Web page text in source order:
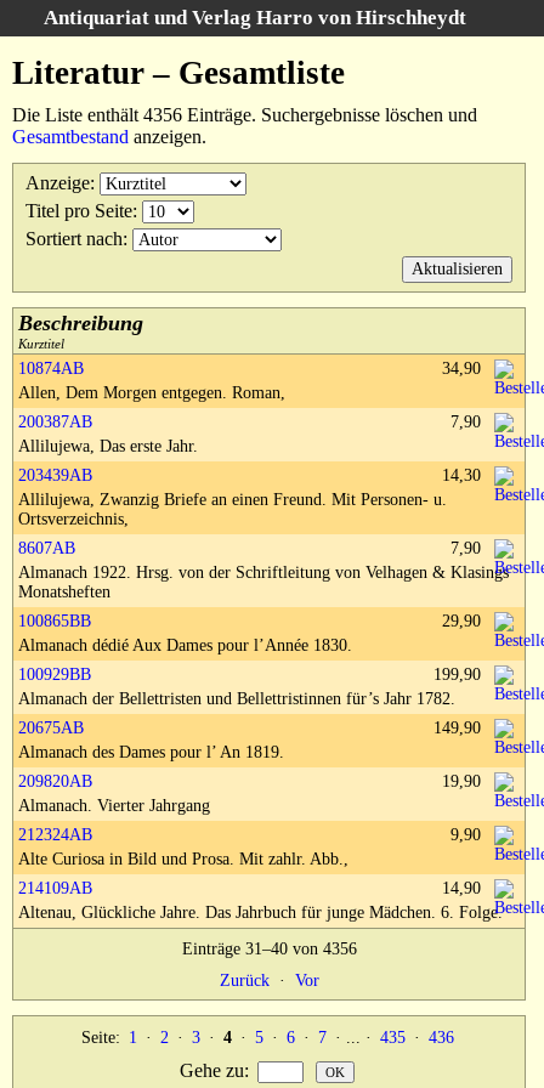
Antiquariat und Verlag Harro von Hirschheydt
Unsere Bücher
Suche
Gebiete
Suchergebnisse
Warenkorb
Kataloge
Über uns
AGB
Widerruf
Datenschutz
Versand&Zahlung
Impressum
Literatur – Gesamtliste
Die Liste enthält 4356 Einträge. Suchergebnisse löschen und
Gesamtbestand anzeigen.
Anzeige:
Titel pro Seite:
Sortiert nach:
Beschreibung
Kurztitel
10874AB
Allen, Dem Morgen entgegen. Roman,
34,90
200387AB
Allilujewa, Das erste Jahr.
7,90
203439AB
Allilujewa, Zwanzig Briefe an einen Freund. Mit Personen- u.
Ortsverzeichnis,
14,30
8607AB
Almanach 1922. Hrsg. von der Schriftleitung von Velhagen & Klasings
Monatsheften
7,90
100865BB
Almanach dédié Aux Dames pour l’Année 1830.
29,90
100929BB
Almanach der Bellettristen und Bellettristinnen für’s Jahr 1782.
199,90
20675AB
Almanach des Dames pour l’ An 1819.
149,90
209820AB
Almanach. Vierter Jahrgang
19,90
212324AB
Alte Curiosa in Bild und Prosa. Mit zahlr. Abb.,
9,90
214109AB
Altenau, Glückliche Jahre. Das Jahrbuch für junge Mädchen. 6. Folge.
14,90
Einträge 31–40 von 4356
Zurück
· Vor
Seite: 1 · 2 · 3 · 4 · 5 · 6 · 7 · ... · 435 · 436
Gehe zu: